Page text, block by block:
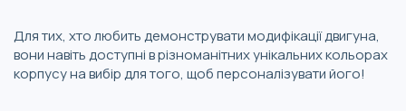
Для тих, хто любить демонструвати модифікації двигуна,
вони навіть доступні в різноманітних унікальних кольорах
корпусу на вибір для того, щоб персоналізувати його!